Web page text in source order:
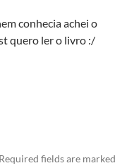
conhecia achei o
quero ler o livro :/
Required fields are marked